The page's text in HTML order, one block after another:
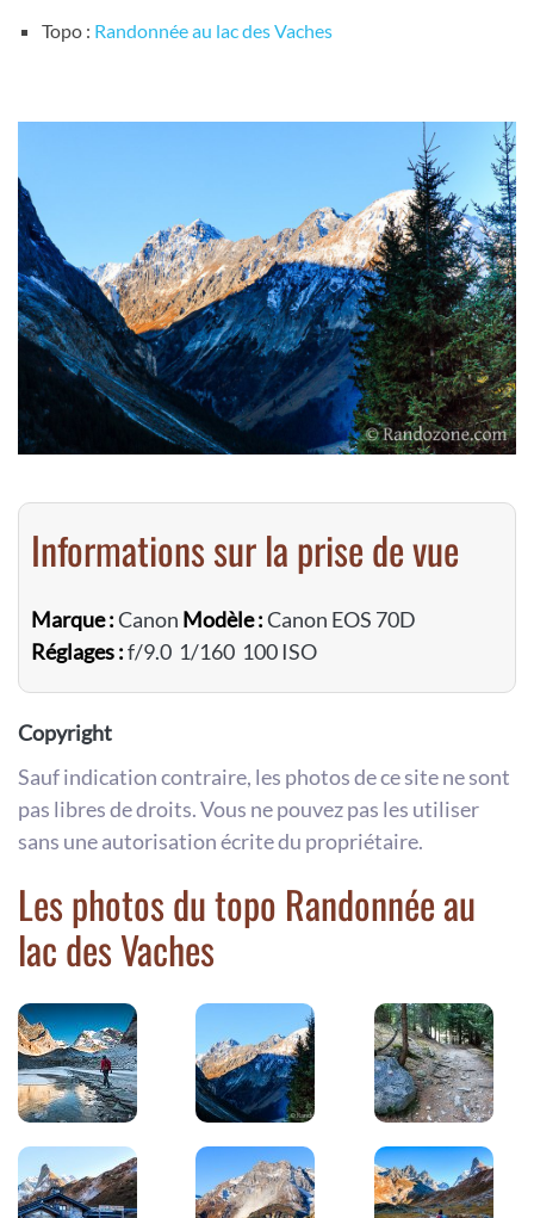
Topo : Randonnée au lac des Vaches
Informations sur la prise de vue
Marque :Canon Modèle :Canon EOS 70D
Réglages :f/9.0 1/160 100 ISO
Copyright
Sauf indication contraire, les photos de ce site ne sont
pas libres de droits. Vous ne pouvez pas les utiliser
sans une autorisation écrite du propriétaire.
Les photos du topo Randonnée au
lac des Vaches